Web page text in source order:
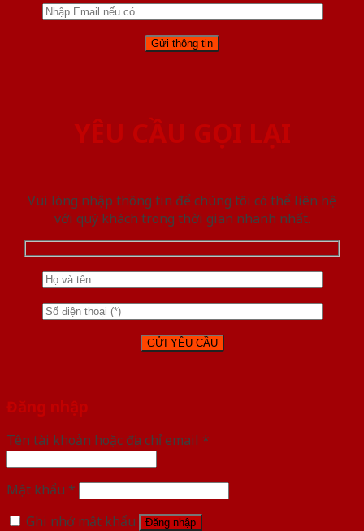
YÊU CẦU GỌI LẠI
Vui lòng nhập thông tin để chúng tôi có thể liên hệ
với quý khách trong thời gian nhanh nhất.
Đăng nhập
Tên tài khoản hoặc địa chỉ email *
Mật khẩu *
Ghi nhớ mật khẩu
Đăng nhập